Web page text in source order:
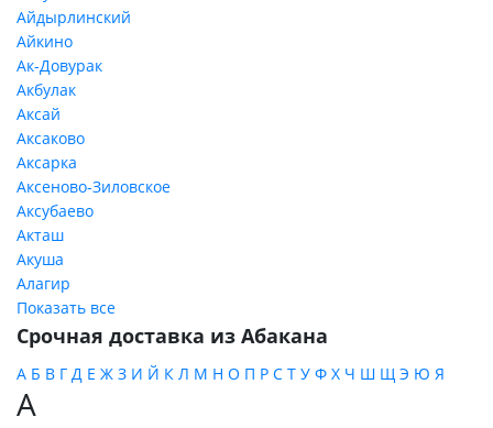
Айдырлинский
Айкино
Ак-Довурак
Акбулак
Аксай
Аксаково
Аксарка
Аксеново-Зиловское
Аксубаево
Акташ
Акуша
Алагир
Показать все
Срочная доставка из Абакана
А Б В Г Д Е Ж З И Й К Л М Н О П Р С Т У Ф Х Ч Ш Щ Э Ю Я
А